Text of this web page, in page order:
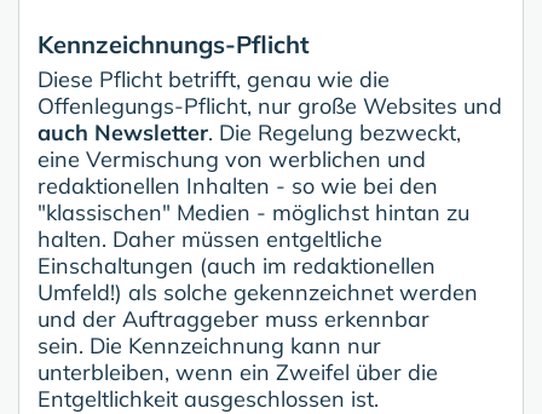
Kennzeichnungs-Pflicht
Diese Pflicht betrifft, genau wie die
Offenlegungs-Pflicht, nur große Websites und
auch Newsletter. Die Regelung bezweckt,
eine Vermischung von werblichen und
redaktionellen Inhalten - so wie bei den
"klassischen" Medien - möglichst hintan zu
halten. Daher müssen entgeltliche
Einschaltungen (auch im redaktionellen
Umfeld!) als solche gekennzeichnet werden
und der Auftraggeber muss erkennbar
sein. Die Kennzeichnung kann nur
unterbleiben, wenn ein Zweifel über die
Entgeltlichkeit ausgeschlossen ist.